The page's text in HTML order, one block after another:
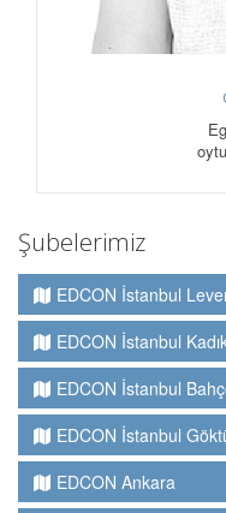
Şubelerimiz
EDCON İstanbul
EDCON İstanbul
EDCON İstanbul
EDCON İstanbul
EDCON Ankara